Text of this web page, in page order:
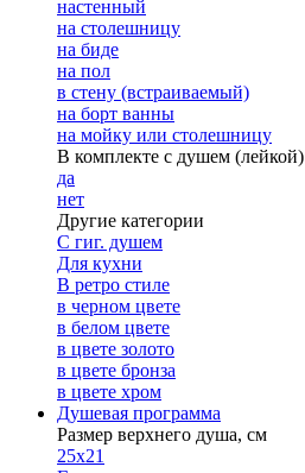
настенный
на столешницу
на биде
на пол
в стену (встраиваемый)
на борт ванны
на мойку или столешницу
В комплекте с душем (лейкой)
да
нет
Другие категории
С гиг. душем
Для кухни
В ретро стиле
в черном цвете
в белом цвете
в цвете золото
в цвете бронза
в цвете хром
Душевая программа
Размер верхнего душа, см
25х21